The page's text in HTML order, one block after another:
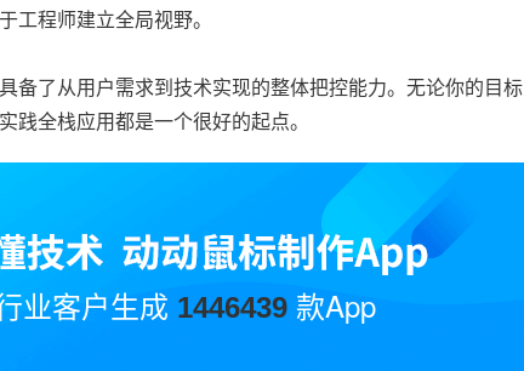
工程师建立全局视野。
备了从用户需求到技术实现的整体把控能力。无论你的目标
全栈应用都是一个很好的起点。
业客户生成 1446439 款App